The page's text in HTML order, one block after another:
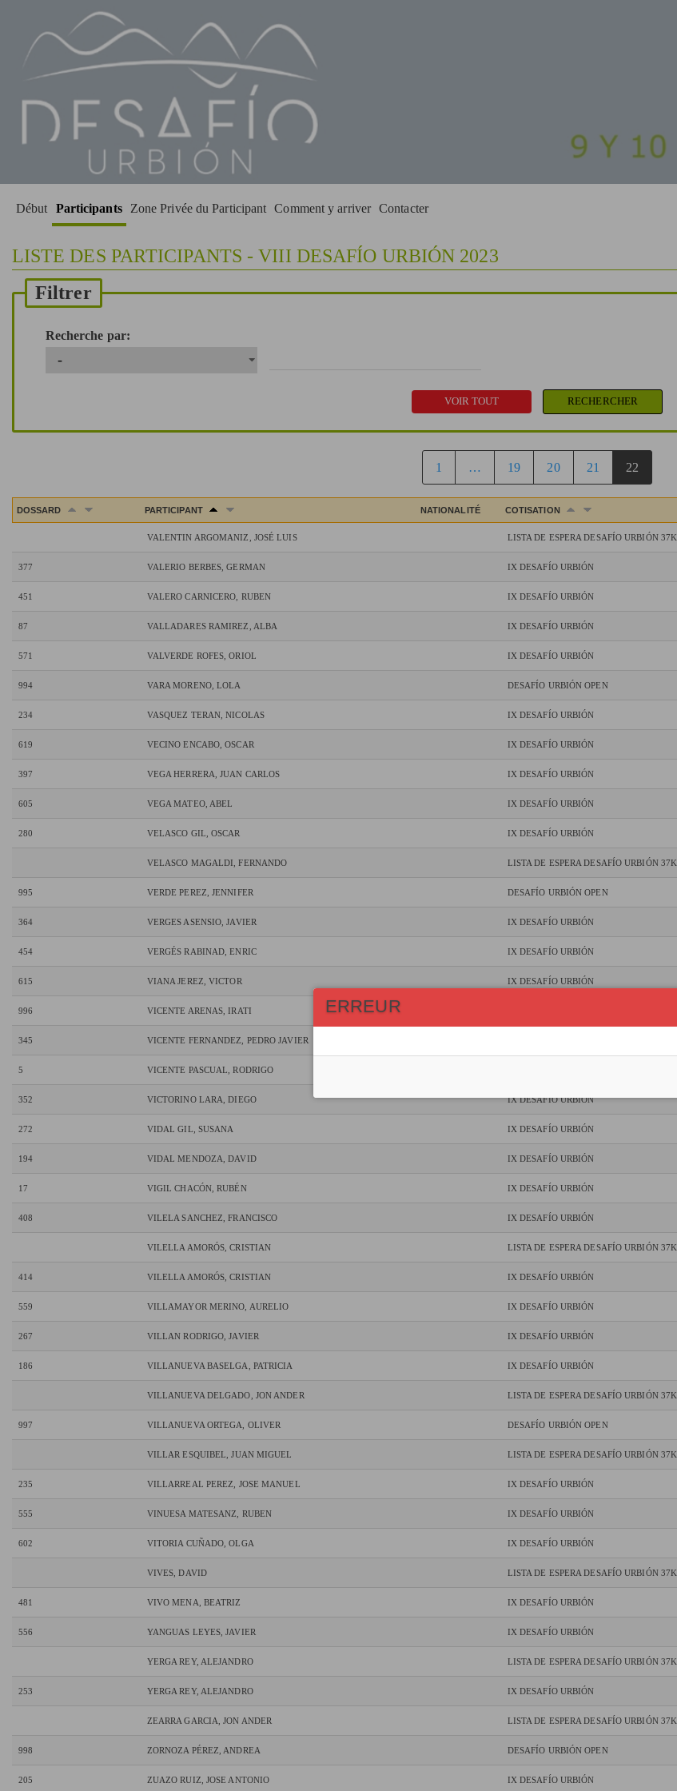
Début Participants Zone Privée du Participant Comment y arriver Contacter
LISTE DES PARTICIPANTS - VIII DESAFÍO URBIÓN 2023
Filtrer
Recherche par:
1 … 19 20 21 22
DOSSARD PARTICIPANT NATIONALITÉ COTISATION
VALENTIN ARGOMANIZ, JOSÉ LUIS LISTA DE ESPERA DESAFÍO URBIÓN 37K
377 VALERIO BERBES, GERMAN IX DESAFÍO URBIÓN
451 VALERO CARNICERO, RUBEN IX DESAFÍO URBIÓN
87 VALLADARES RAMIREZ, ALBA IX DESAFÍO URBIÓN
571 VALVERDE ROFES, ORIOL IX DESAFÍO URBIÓN
994 VARA MORENO, LOLA DESAFÍO URBIÓN OPEN
234 VASQUEZ TERAN, NICOLAS IX DESAFÍO URBIÓN
619 VECINO ENCABO, OSCAR IX DESAFÍO URBIÓN
397 VEGA HERRERA, JUAN CARLOS IX DESAFÍO URBIÓN
605 VEGA MATEO, ABEL IX DESAFÍO URBIÓN
280 VELASCO GIL, OSCAR IX DESAFÍO URBIÓN
VELASCO MAGALDI, FERNANDO LISTA DE ESPERA DESAFÍO URBIÓN 37K
995 VERDE PEREZ, JENNIFER DESAFÍO URBIÓN OPEN
364 VERGES ASENSIO, JAVIER IX DESAFÍO URBIÓN
454 VERGÉS RABINAD, ENRIC IX DESAFÍO URBIÓN
615 VIANA JEREZ, VICTOR IX DESAFÍO URBIÓN
996 VICENTE ARENAS, IRATI
345 VICENTE FERNANDEZ, PEDRO JAVIER
5 VICENTE PASCUAL, RODRIGO
352 VICTORINO LARA, DIEGO IX DESAFÍO URBIÓN
272 VIDAL GIL, SUSANA IX DESAFÍO URBIÓN
194 VIDAL MENDOZA, DAVID IX DESAFÍO URBIÓN
17 VIGIL CHACÓN, RUBÉN IX DESAFÍO URBIÓN
408 VILELA SANCHEZ, FRANCISCO IX DESAFÍO URBIÓN
VILELLA AMORÓS, CRISTIAN LISTA DE ESPERA DESAFÍO URBIÓN 37K
414 VILELLA AMORÓS, CRISTIAN IX DESAFÍO URBIÓN
559 VILLAMAYOR MERINO, AURELIO IX DESAFÍO URBIÓN
267 VILLAN RODRIGO, JAVIER IX DESAFÍO URBIÓN
186 VILLANUEVA BASELGA, PATRICIA IX DESAFÍO URBIÓN
VILLANUEVA DELGADO, JON ANDER LISTA DE ESPERA DESAFÍO URBIÓN 37K
997 VILLANUEVA ORTEGA, OLIVER DESAFÍO URBIÓN OPEN
VILLAR ESQUIBEL, JUAN MIGUEL LISTA DE ESPERA DESAFÍO URBIÓN 37K
235 VILLARREAL PEREZ, JOSE MANUEL IX DESAFÍO URBIÓN
555 VINUESA MATESANZ, RUBEN IX DESAFÍO URBIÓN
602 VITORIA CUÑADO, OLGA IX DESAFÍO URBIÓN
VIVES, DAVID LISTA DE ESPERA DESAFÍO URBIÓN 37K
481 VIVO MENA, BEATRIZ IX DESAFÍO URBIÓN
556 YANGUAS LEYES, JAVIER IX DESAFÍO URBIÓN
YERGA REY, ALEJANDRO LISTA DE ESPERA DESAFÍO URBIÓN 37K
253 YERGA REY, ALEJANDRO IX DESAFÍO URBIÓN
ZEARRA GARCIA, JON ANDER LISTA DE ESPERA DESAFÍO URBIÓN 37K
998 ZORNOZA PÉREZ, ANDREA DESAFÍO URBIÓN OPEN
205 ZUAZO RUIZ, JOSE ANTONIO IX DESAFÍO URBIÓN
ERREUR